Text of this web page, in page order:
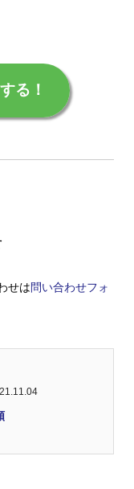
る！
せは問い合わせフォ